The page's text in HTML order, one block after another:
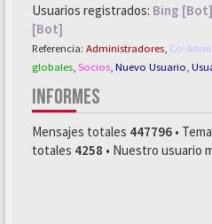
Usuarios registrados: Bing [Bot]
[Bot]
Referencia: Administradores Co-
globales Socios Nuevo Usuario
INFORMES
Mensajes totales 447796 •
totales 4258 • Nuestro usuario